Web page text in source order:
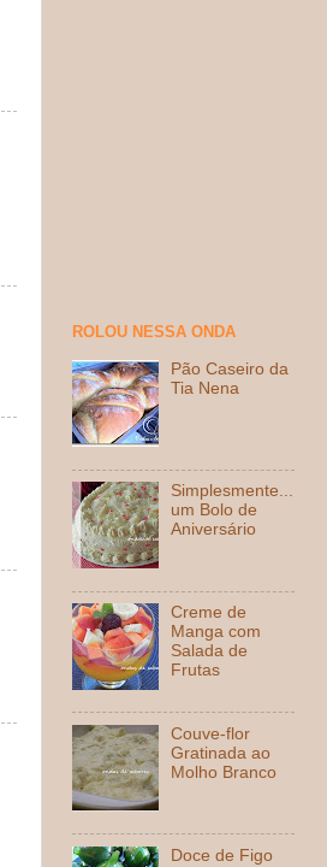
ROLOU NESSA ONDA
Pão Caseiro da
Tia Nena
Simplesmente...
um Bolo de
Aniversário
Creme de
Manga com
Salada de
Frutas
Couve-flor
Gratinada ao
Molho Branco
Doce de Figo